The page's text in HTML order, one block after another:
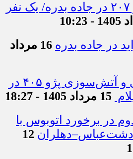
انحراف شدید پژو ۲۰۷ در جاده بدره/ یک نفر
در جاده بدره
16 مرداد
۳فوتی در واژگونی و آتش‌سوزی پژو ۴۰۵ در
15 مرداد 1405 - 18:27
در برخورد اتوبوس با
12